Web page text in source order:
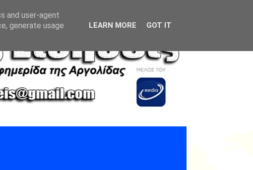
and user-agent
generate usage
LEARN MORE GOT IT